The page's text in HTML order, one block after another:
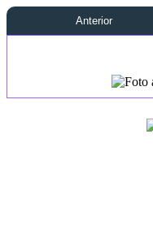
Anterior